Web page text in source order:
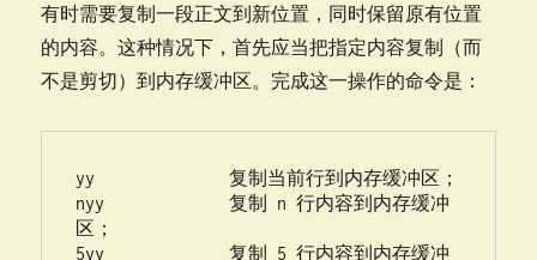
有时需要复制一段正文到新位置，同时保留原有位置
的内容。这种情况下，首先应当把指定内容复制（而
不是剪切）到内存缓冲区。完成这一操作的命令是：
yy              复制当前行到内存缓冲区；
nyy             复制 n 行内容到内存缓冲
区；
5yy             复制 5 行内容到内存缓冲